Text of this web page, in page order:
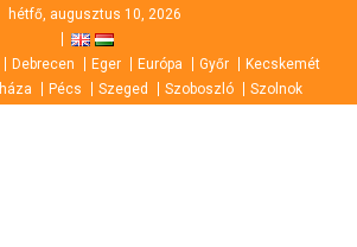
hétfő, augusztus 10, 2026
Debrecen Eger Európa Győr
Kecskemét
Pécs Szeged Szoboszló Szolnok